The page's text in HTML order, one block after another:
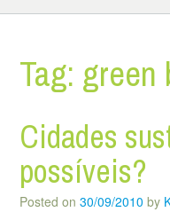
Tag: green
Cidades
possíveis?
Posted on 30/09/2010 by